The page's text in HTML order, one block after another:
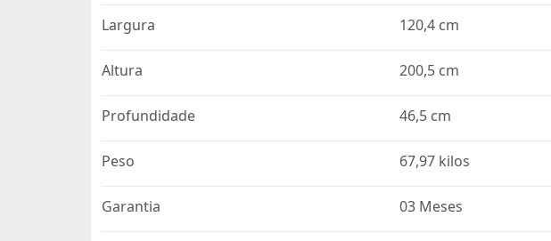
Largura 120,4 cm
Altura 200,5 cm
Profundidade 46,5 cm
Peso 67,97 kilos
Garantia 03 Meses